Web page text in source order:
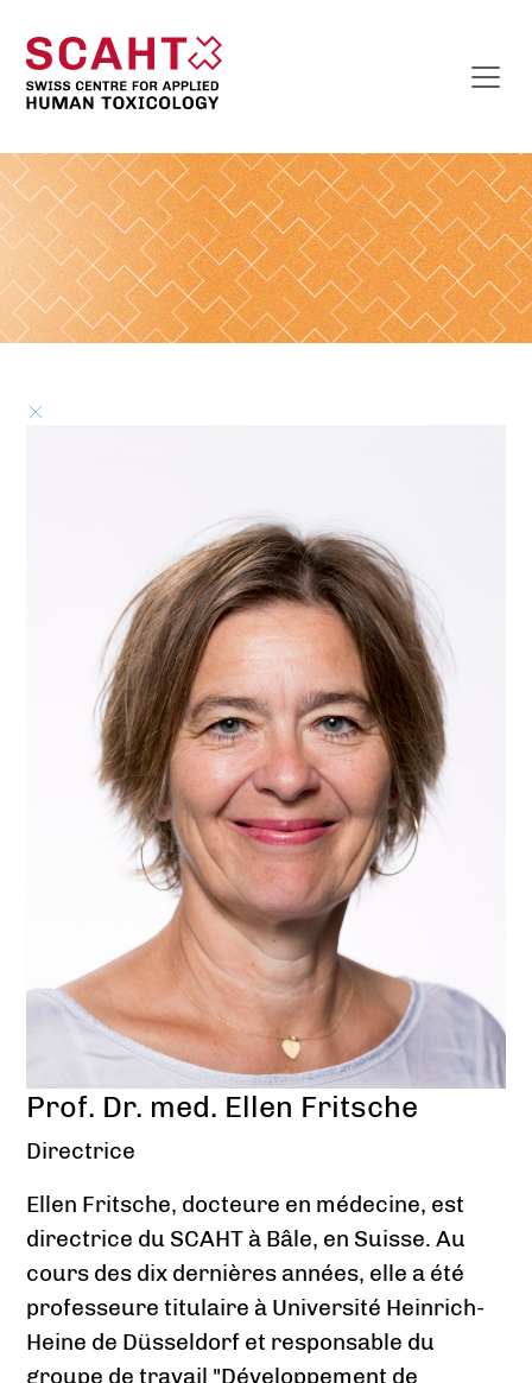
Prof. Dr. med. Ellen Fritsche
Directrice
Ellen Fritsche, docteure en médecine, est
directrice du SCAHT à Bâle, en Suisse. Au
cours des dix dernières années, elle a été
professeure titulaire à Université Heinrich-
Heine de Düsseldorf et responsable du
groupe de travail "Développement de